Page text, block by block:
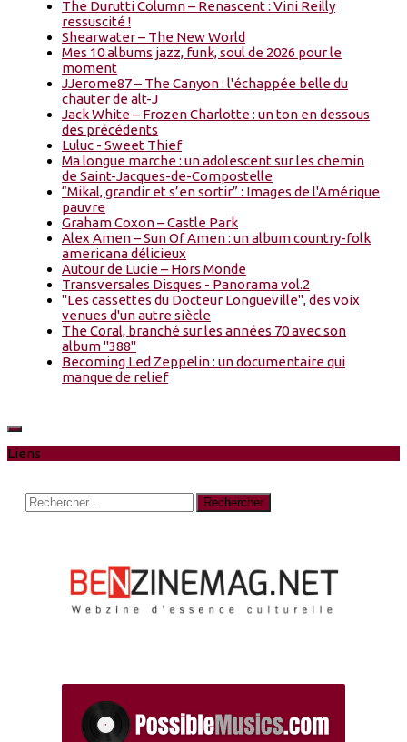
The Durutti Column – Renascent : Vini Reilly
ressuscité !
Shearwater – The New World
Mes 10 albums jazz, funk, soul de 2026 pour le
moment
JJerome87 – The Canyon : l'échappée belle du
chauter de alt-J
Jack White – Frozen Charlotte : un ton en dessous
des précédents
Luluc - Sweet Thief
Ma longue marche : un adolescent sur les chemin
de Saint-Jacques-de-Compostelle
“Mikal, grandir et s’en sortir” : Images de l'Amérique
pauvre
Graham Coxon – Castle Park
Alex Amen – Sun Of Amen : un album country-folk
americana délicieux
Autour de Lucie – Hors Monde
Transversales Disques - Panorama vol.2
"Les cassettes du Docteur Longueville", des voix
venues d'un autre siècle
The Coral, branché sur les années 70 avec son
album "388"
Becoming Led Zeppelin : un documentaire qui
manque de relief
Liens
Rechercher :